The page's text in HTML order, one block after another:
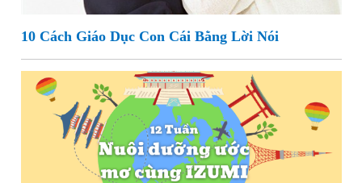
10 Cách Giáo Dục Con Cái Bằng Lời Nói